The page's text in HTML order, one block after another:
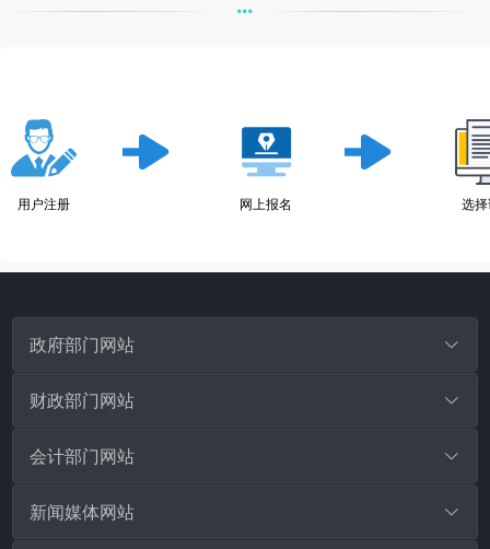
用户注册 网上报名 选
政府部门网站
泉州市人民政府
丰泽区人民政府
洛江区人民政府
财政部门网站
中华人民共和国财政部
福建省财政厅
会计部门网站
中华财会网
新闻媒体网站